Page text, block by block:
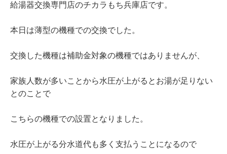
給湯器交換専門店のチカラもち兵庫店です。
本日は薄型の機種での交換でした。
交換した機種は補助金対象の機種ではありませんが、
家族人数が多いことから水圧が上がるとお湯が足りない
とのことで
こちらの機種での設置となりました。
水圧が上がる分水道代も多く支払うことになるので